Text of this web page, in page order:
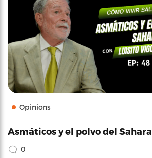
Opinions
Asmáticos y el polvo del Sahara
0